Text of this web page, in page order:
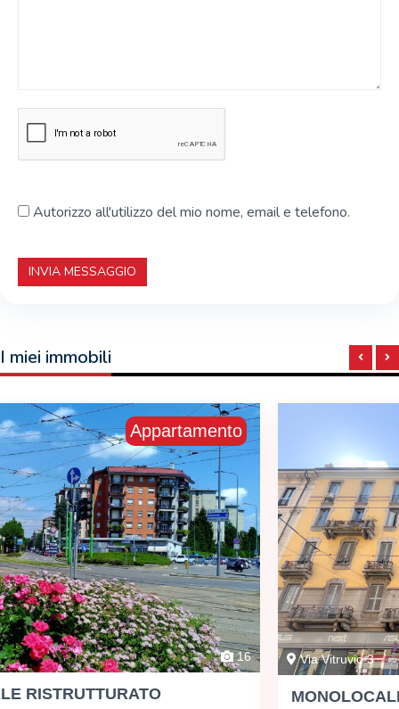
Autorizzo all'utilizzo del mio nome, email e telefono.
INVIA MESSAGGIO
I miei immobili
Via Vitruvio 3 10
MONOLOCALE ULTIMO PIANO